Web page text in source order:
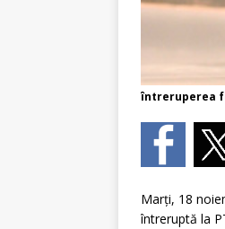
întreruperea
Marți, 18
întreruptă la